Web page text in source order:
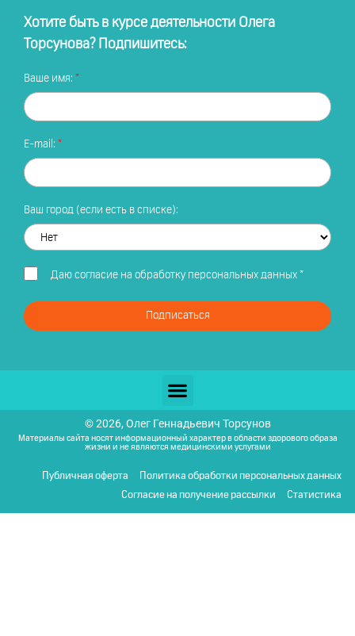
Хотите быть в курсе деятельности Олега
Торсунова? Подпишитесь:
Ваше имя:
E-mail:
Ваш город (если есть в списке):
Даю согласие на обработку персональных данных*
Подписаться
© 2026, Олег Геннадьевич Торсунов
Материалы сайта носят информационный характер в области здорового образа
жизни и не являются медицинскими услугами
Публичная оферта
Политика обработки персональных данных
Согласие на получение рассылки
Статистика